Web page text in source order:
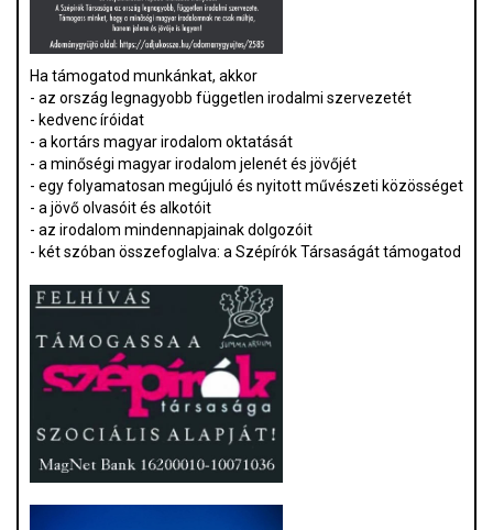
Ha támogatod munkánkat, akkor
- az ország legnagyobb független irodalmi szervezetét
- kedvenc íróidat
- a kortárs magyar irodalom oktatását
- a minőségi magyar irodalom jelenét és jövőjét
- egy folyamatosan megújuló és nyitott művészeti közösséget
- a jövő olvasóit és alkotóit
- az irodalom mindennapjainak dolgozóit
- két szóban összefoglalva: a Szépírók Társaságát támogatod